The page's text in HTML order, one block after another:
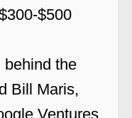
$500
behind the
Bill Maris,
Ventures.